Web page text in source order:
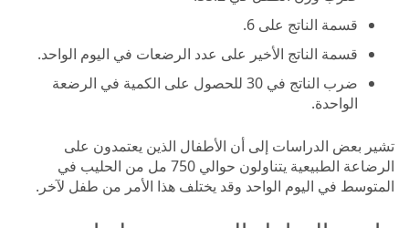
قسمة الناتج على 6.
قسمة الناتج الأخير على عدد الرضعات في اليوم الواحد.
ضرب الناتج في 30 للحصول على الكمية في الرضعة
الواحدة.
تشير بعض الدراسات إلى أن الأطفال الذين يعتمدون على
الرضاعة الطبيعية يتناولون حوالي 750 مل من الحليب في
المتوسط في اليوم الواحد وقد يختلف هذا الأمر من طفل لآخر.